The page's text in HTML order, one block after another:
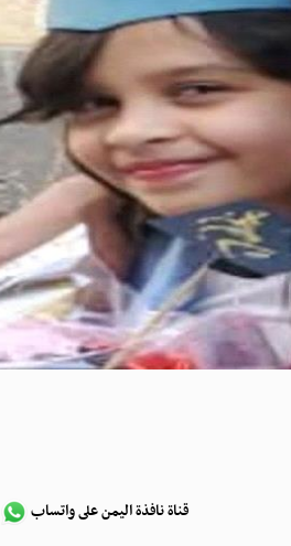
قناة نافذة اليمن على واتساب